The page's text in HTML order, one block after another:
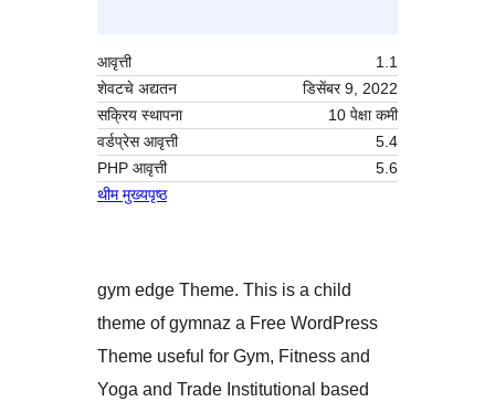
आवृत्ती
1.1
शेवटचे अद्यतन
डिसेंबर 9, 2022
सक्रिय स्थापना
10 पेक्षा कमी
वर्डप्रेस आवृत्ती
5.4
PHP आवृत्ती
5.6
थीम मुख्यपृष्ठ
gym edge Theme. This is a child
theme of gymnaz a Free WordPress
Theme useful for Gym, Fitness and
Yoga and Trade Institutional based